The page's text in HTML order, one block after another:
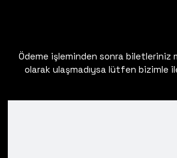
Ödeme işleminden sonra biletleriniz
olarak ulaşmadıysa lütfen bizimle